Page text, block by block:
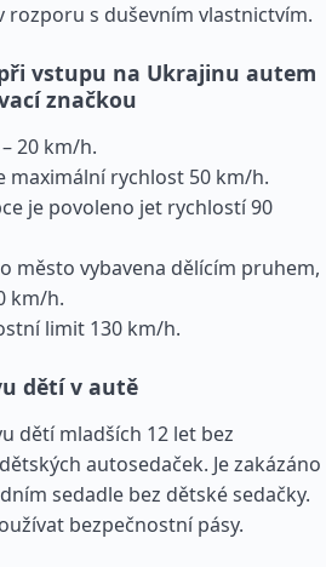
rozporu s duševním vlastnictvím.
vstupu na Ukrajinu autem
značkou
20 km/h.
maximální rychlost 50 km/h.
je povoleno jet rychlostí 90
město vybavena dělícím pruhem,
km/h.
limit 130 km/h.
dětí v autě
dětí mladších 12 let bez
autosedaček. Je zakázáno
sedadle bez dětské sedačky.
bezpečnostní pásy.